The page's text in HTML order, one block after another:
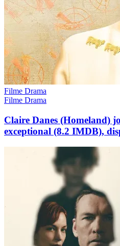
Filme Drama
Filme Drama
Claire Danes (Homeland)
exceptional (8.2 IMDB),